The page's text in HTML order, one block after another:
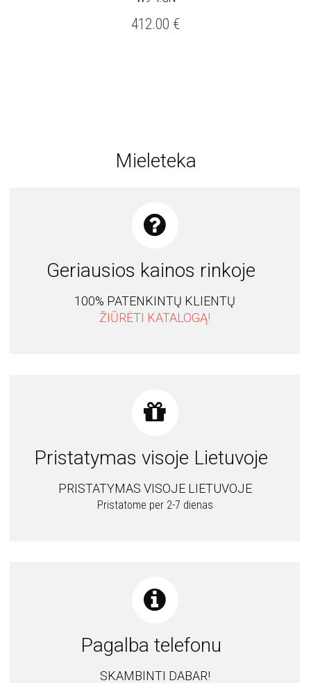
412.00 €
Mieleteka
Geriausios kainos rinkoje
100% PATENKINTŲ KLIENTŲ
ŽIŪRĖTI KATALOGĄ!
Pristatymas visoje Lietuvoje
PRISTATYMAS VISOJE LIETUVOJE
Pristatome per 2-7 dienas
Pagalba telefonu
SKAMBINTI DABAR!